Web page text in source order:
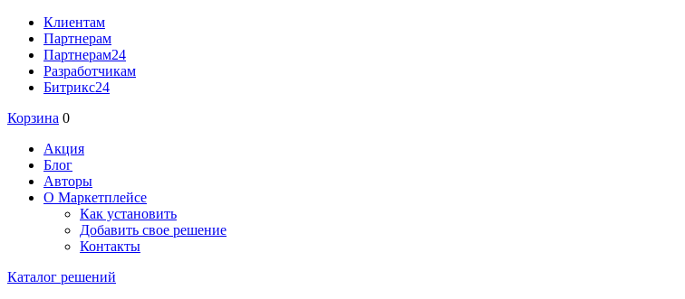
Клиентам
Партнерам
Партнерам24
Разработчикам
Битрикс24
Корзина 0
Акция
Блог
Авторы
О Маркетплейсе
Как установить
Добавить свое решение
Контакты
Каталог решений